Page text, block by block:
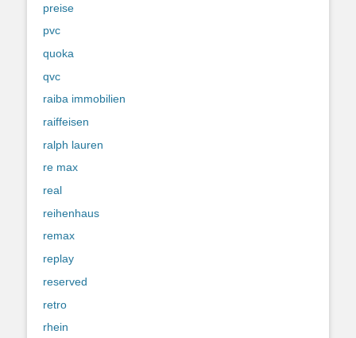
preise
pvc
quoka
qvc
raiba immobilien
raiffeisen
ralph lauren
re max
real
reihenhaus
remax
replay
reserved
retro
rhein